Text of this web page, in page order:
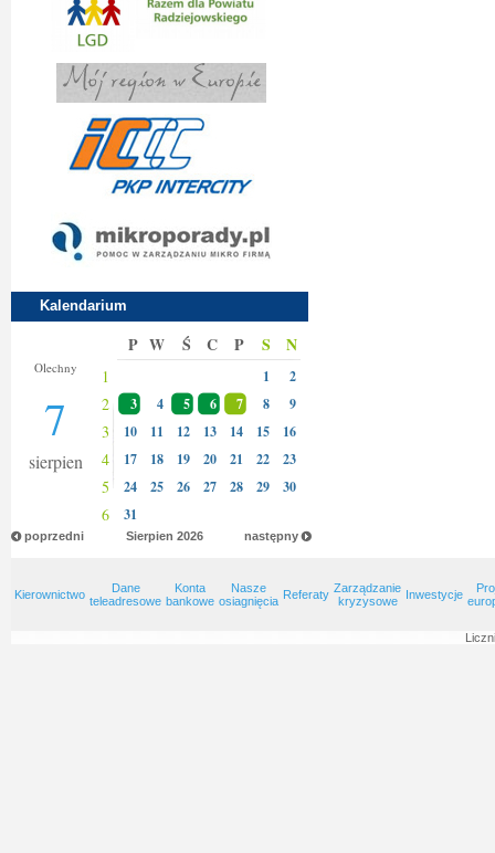
Kalendarium
Olechny
7
sierpien
P W Ś C P S N
1 1 2
2 3 4 5 6 7 8 9
3 10 11 12 13 14 15 16
4 17 18 19 20 21 22 23
5 24 25 26 27 28 29 30
6 31
poprzedni następny
Sierpien 2026
Kierownictwo
Dane
teleadresowe
Konta
bankowe
Nasze
osiagnięcia Referaty Zarządzanie
kryzysowe
Inwestycje